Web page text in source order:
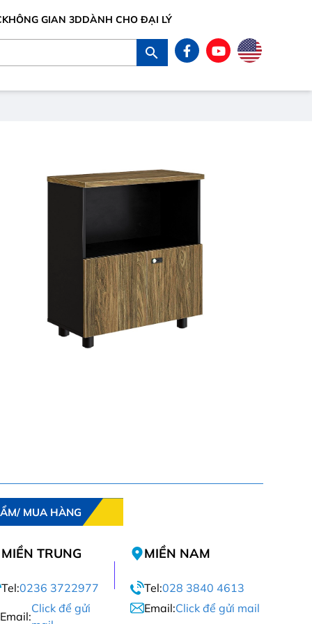
KHÔNG GIAN 3DDÀNH CHO ĐẠI LÝ
MUA HÀNG
MIỀN TRUNG
Tel:0236 3722977
Email:
Click để gửi
MIỀN NAM
Tel:028 3840 4613
Email:Click để gửi mail